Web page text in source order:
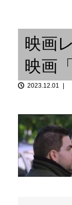
サックス啓
「沖野好洋
アンミュー
映画
映画
2023.12.01